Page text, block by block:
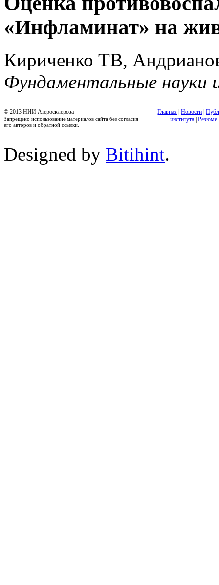
«Инфламинат» на
Кириченко ТВ,
Фундаментальные науки
© 2013 НИИ Атеросклероза
Запрещено использование материалов сайта без согласия
его авторов и обратной ссылки.
Главная |Новости |
института |Резюме
Designed by Bitihint.